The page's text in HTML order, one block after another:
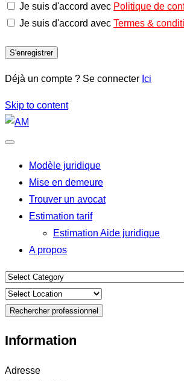
Je suis d'accord avec Politique de
Je suis d'accord avec Termes &
S'enregistrer
Déjà un compte ? Se connecter Ici
Skip to content
Modèle juridique
Mise en demeure
Trouver un avocat
Estimation tarif
Estimation Aide juridique
A propos
Rechercher professionnel
Information
Adresse